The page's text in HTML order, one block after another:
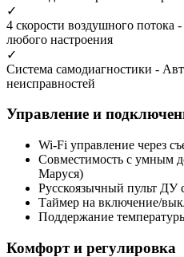
✓
4 скорости воздушного потока -
любого настроения
✓
Система самодиагностики -
неисправностей
Управление и
Wi-Fi управление через
Совместимость с умным
Маруся)
Русскоязычный пульт ДУ
Таймер на включение/
Поддержание
Комфорт и регулировка